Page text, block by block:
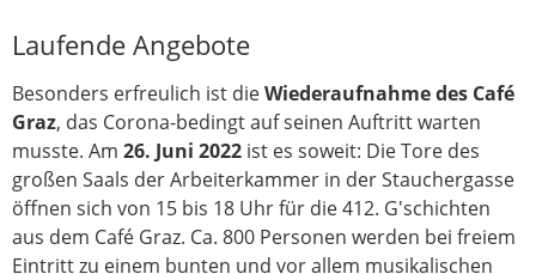
Laufende Angebote
Besonders erfreulich ist dieWiederaufnahme des Café
Graz, das Corona-bedingt auf seinen Auftritt warten
musste. Am 26. Juni 2022 ist es soweit: Die Tore des
großen Saals der Arbeiterkammer in der Stauchergasse
öffnen sich von 15 bis 18 Uhr für die 412. G'schichten
aus dem Café Graz. Ca. 800 Personen werden bei freiem
Eintritt zu einem bunten und vor allem musikalischen